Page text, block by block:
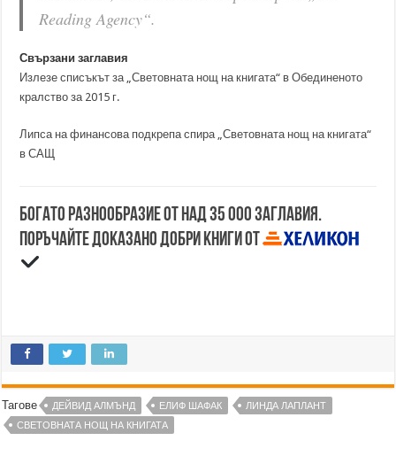
Reading Agency“.
Свързани заглавия
Излезе списъкът за „Световната нощ на книгата“ в Обединеното
кралство за 2015 г.
Липса на финансова подкрепа спира „Световната нощ на книгата“
в САЩ
Богато разнообразие от над 35 000 заглавия.
Поръчайте доказано добри книги от
Тагове ДЕЙВИД АЛМЪНД ЕЛИФ ШАФАК
ЛИНДА ЛАПЛАНТ
СВЕТОВНАТА НОЩ НА КНИГАТА